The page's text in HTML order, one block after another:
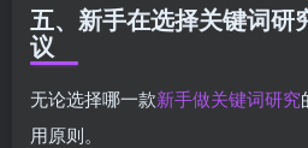
五、新手在选择关键词研
议
无论选择哪一款新手做关键词研究
用原则。